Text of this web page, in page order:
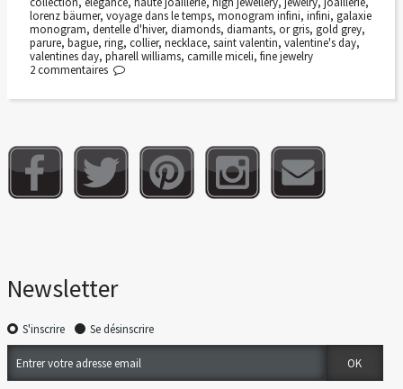
lorenz bäumer, voyage dans le temps, monogram infini, infini, galaxie
monogram, dentelle d'hiver, diamonds, diamants, or gris, gold grey,
parure, bague, ring, collier, necklace, saint valentin, valentine's day,
valentines day, pharell williams, camille miceli, fine jewelry
2 commentaires
Newsletter
S'inscrire Se désinscrire